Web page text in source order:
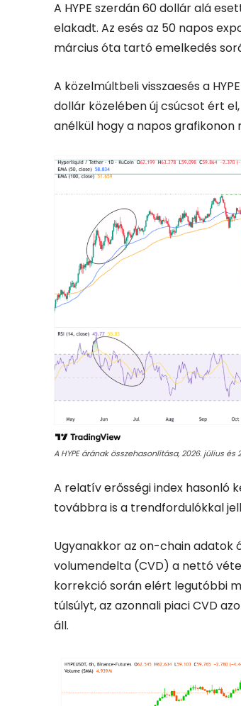
A HYPE szerdán 60 dollár alá
elakadt. Az esés az 50 napos
március óta tartó emelkedés
A közelmúltbeli visszaesés a
dollár közelében új csúcsot ért
anélkül hogy a napos grafikonon
A HYPE árának összehasonlítása, 2026. július és
A relatív erősségi index
továbbra is a trendfordulókkal
Ugyanakkor az on-chain adatok
volumendelta (CVD) a nettó
korrekció során elért legutóbbi
túlsúlyt, az azonnali piaci CVD
áll.